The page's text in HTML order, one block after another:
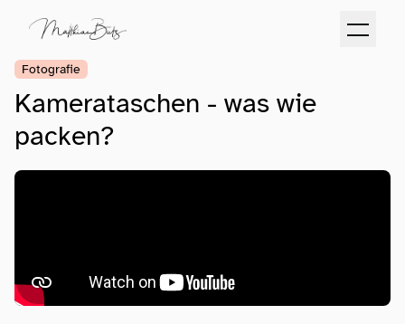
Fotografie
Kamerataschen - was wie
packen?